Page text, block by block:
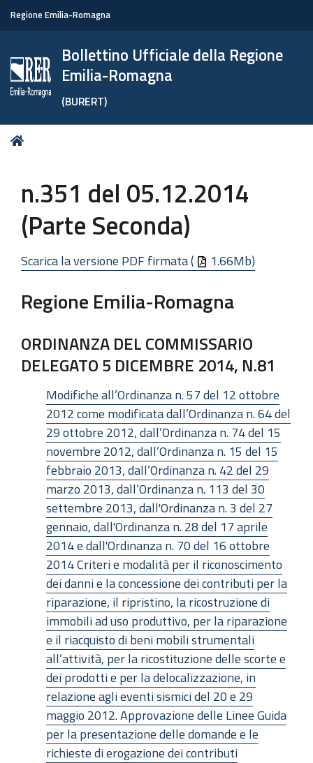
Regione Emilia-Romagna
Bollettino Ufficiale della Regione
Emilia-Romagna
(BURERT)
Tu
n.351 del 05.12.2014
(Parte Seconda)
Scarica la versione PDF firmata ( 1.66Mb)
Regione Emilia-Romagna
ORDINANZA DEL COMMISSARIO
DELEGATO 5 DICEMBRE 2014, N.81
Modifiche all’Ordinanza n. 57 del 12 ottobre
2012 come modificata dall’Ordinanza n. 64 del
29 ottobre 2012, dall’Ordinanza n. 74 del 15
novembre 2012, dall’Ordinanza n. 15 del 15
febbraio 2013, dall’Ordinanza n. 42 del 29
marzo 2013, dall’Ordinanza n. 113 del 30
settembre 2013, dall'Ordinanza n. 3 del 27
gennaio, dall'Ordinanza n. 28 del 17 aprile
2014 e dall'Ordinanza n. 70 del 16 ottobre
2014 Criteri e modalità per il riconoscimento
dei danni e la concessione dei contributi per la
riparazione, il ripristino, la ricostruzione di
immobili ad uso produttivo, per la riparazione
e il riacquisto di beni mobili strumentali
all’attività, per la ricostituzione delle scorte e
dei prodotti e per la delocalizzazione, in
relazione agli eventi sismici del 20 e 29
maggio 2012. Approvazione delle Linee Guida
per la presentazione delle domande e le
richieste di erogazione dei contributi